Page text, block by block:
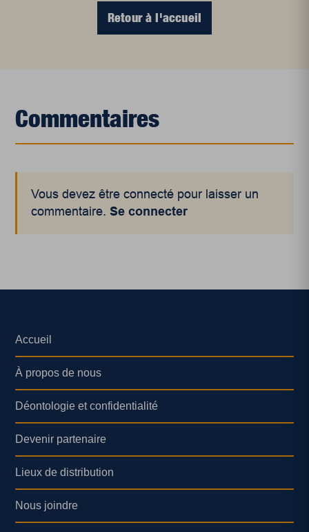
Retour à l'accueil
Commentaires
Vous devez être connecté pour laisser un
commentaire.Se connecter
Accueil
À propos de nous
Déontologie et confidentialité
Devenir partenaire
Lieux de distribution
Nous joindre